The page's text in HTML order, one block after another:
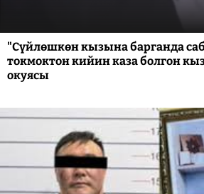
"Сүйлөшкөн кызына барганда
токмоктон кийин каза болгон
окуясы